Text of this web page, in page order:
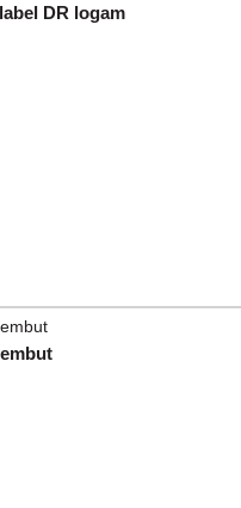
DR logam